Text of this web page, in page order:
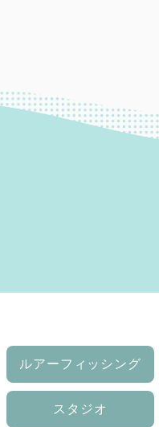
ルアーフィッシング
スタジオ